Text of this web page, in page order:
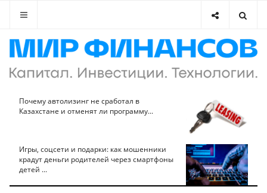
Почему автолизинг не сработал в
Казахстане и отменят ли программу...
Игры, соцсети и подарки: как мошенники
крадут деньги родителей через смартфоны
детей ...